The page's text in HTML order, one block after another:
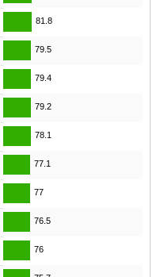
81.8
79.5
79.4
79.2
78.1
77.1
77
76.5
76